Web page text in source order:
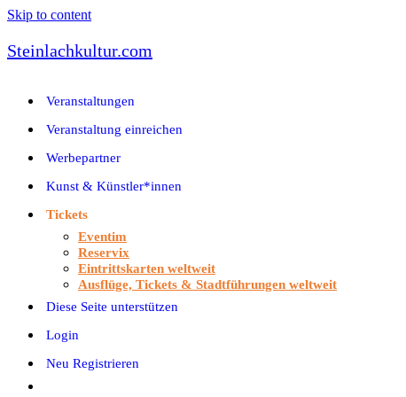
Skip to content
Steinlachkultur.com
Veranstaltungen
Veranstaltung einreichen
Werbepartner
Kunst & Künstler*innen
Tickets
Eventim
Reservix
Eintrittskarten weltweit
Ausflüge, Tickets & Stadtführungen weltweit
Diese Seite unterstützen
Login
Neu Registrieren